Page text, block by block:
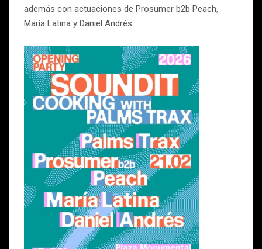
además con actuaciones de Prosumer b2b Peach,
María Latina y Daniel Andrés.